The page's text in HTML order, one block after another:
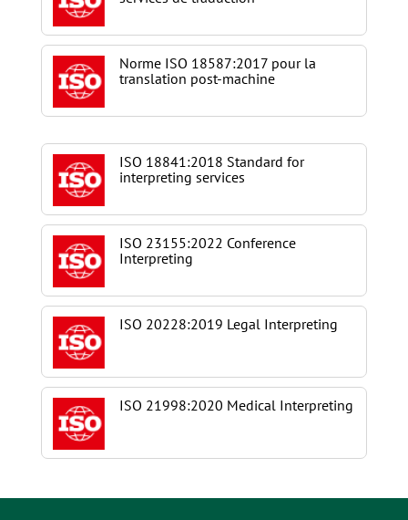
Norme ISO 18587:2017 pour la
translation post-machine
ISO 18841:2018 Standard for
interpreting services
ISO 23155:2022 Conference
Interpreting
ISO 20228:2019 Legal Interpreting
ISO 21998:2020 Medical Interpreting